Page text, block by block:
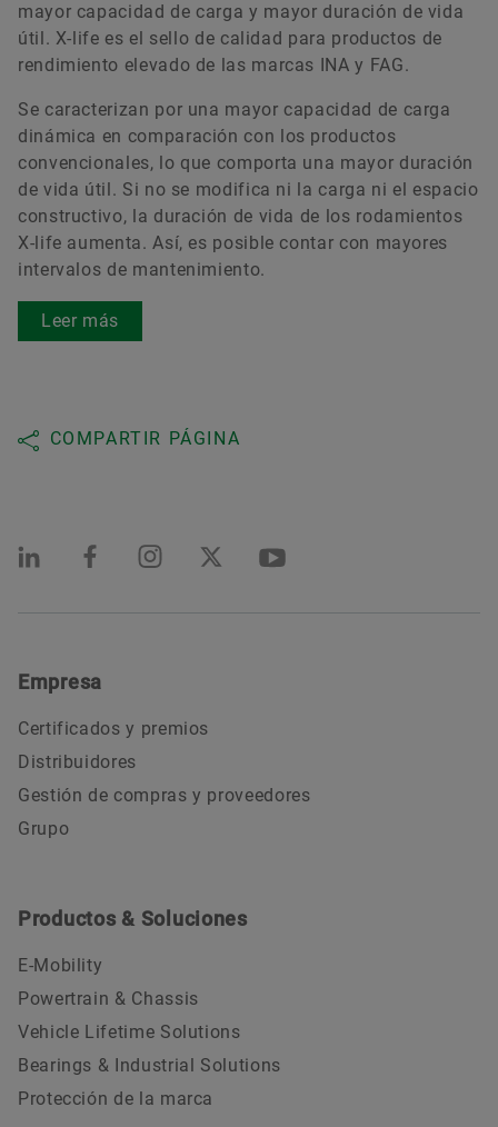
mayor capacidad de carga y mayor duración de vida
útil. X-life es el sello de calidad para productos de
rendimiento elevado de las marcas INA y FAG.
Se caracterizan por una mayor capacidad de carga
dinámica en comparación con los productos
convencionales, lo que comporta una mayor duración
de vida útil. Si no se modifica ni la carga ni el espacio
constructivo, la duración de vida de los rodamientos
X-life aumenta. Así, es posible contar con mayores
intervalos de mantenimiento.
Leer más
COMPARTIR PÁGINA
Empresa
Certificados y premios
Distribuidores
Gestión de compras y proveedores
Grupo
Productos & Soluciones
E-Mobility
Powertrain & Chassis
Vehicle Lifetime Solutions
Bearings & Industrial Solutions
Protección de la marca